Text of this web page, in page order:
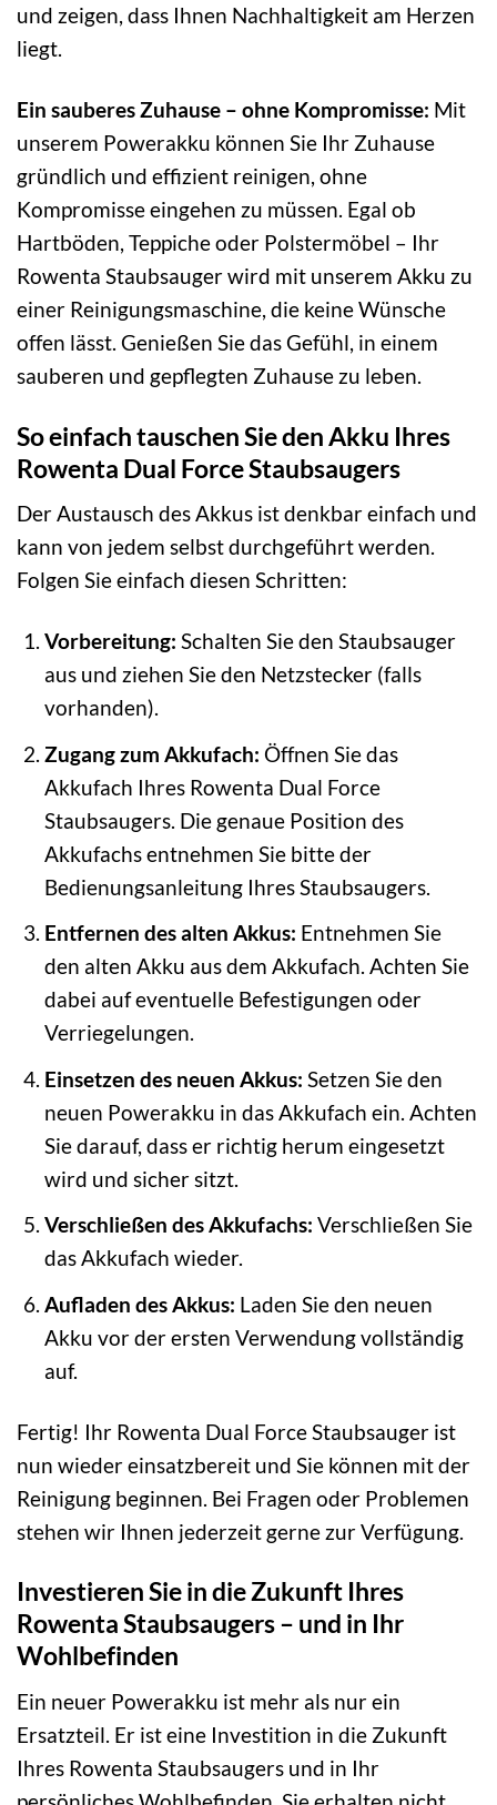
und zeigen, dass Ihnen Nachhaltigkeit am Herzen
liegt.
Ein sauberes Zuhause – ohne Kompromisse: Mit
unserem Powerakku können Sie Ihr Zuhause
gründlich und effizient reinigen, ohne
Kompromisse eingehen zu müssen. Egal ob
Hartböden, Teppiche oder Polstermöbel – Ihr
Rowenta Staubsauger wird mit unserem Akku zu
einer Reinigungsmaschine, die keine Wünsche
offen lässt. Genießen Sie das Gefühl, in einem
sauberen und gepflegten Zuhause zu leben.
So einfach tauschen Sie den Akku Ihres
Rowenta Dual Force Staubsaugers
Der Austausch des Akkus ist denkbar einfach und
kann von jedem selbst durchgeführt werden.
Folgen Sie einfach diesen Schritten:
Vorbereitung: Schalten Sie den Staubsauger
aus und ziehen Sie den Netzstecker (falls
vorhanden).
Zugang zum Akkufach: Öffnen Sie das
Akkufach Ihres Rowenta Dual Force
Staubsaugers. Die genaue Position des
Akkufachs entnehmen Sie bitte der
Bedienungsanleitung Ihres Staubsaugers.
Entfernen des alten Akkus: Entnehmen Sie
den alten Akku aus dem Akkufach. Achten Sie
dabei auf eventuelle Befestigungen oder
Verriegelungen.
Einsetzen des neuen Akkus: Setzen Sie den
neuen Powerakku in das Akkufach ein. Achten
Sie darauf, dass er richtig herum eingesetzt
wird und sicher sitzt.
Verschließen des Akkufachs: Verschließen Sie
das Akkufach wieder.
Aufladen des Akkus: Laden Sie den neuen
Akku vor der ersten Verwendung vollständig
auf.
Fertig! Ihr Rowenta Dual Force Staubsauger ist
nun wieder einsatzbereit und Sie können mit der
Reinigung beginnen. Bei Fragen oder Problemen
stehen wir Ihnen jederzeit gerne zur Verfügung.
Investieren Sie in die Zukunft Ihres
Rowenta Staubsaugers – und in Ihr
Wohlbefinden
Ein neuer Powerakku ist mehr als nur ein
Ersatzteil. Er ist eine Investition in die Zukunft
Ihres Rowenta Staubsaugers und in Ihr